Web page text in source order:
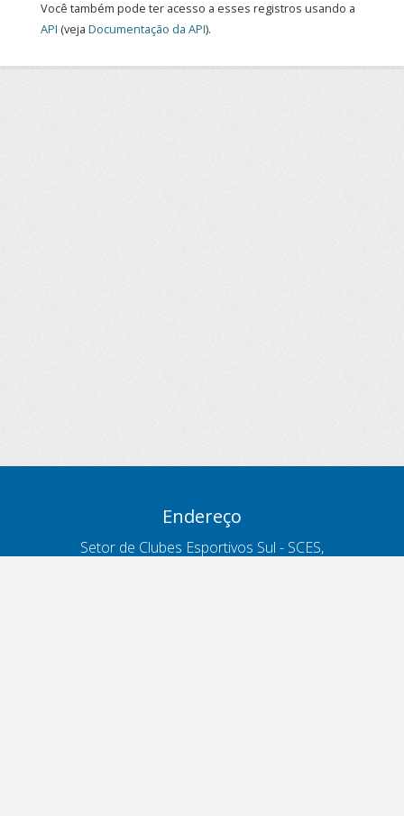
Você também pode ter acesso a esses registros usando a
API (veja Documentação da API).
Endereço
Setor de Clubes Esportivos Sul - SCES,